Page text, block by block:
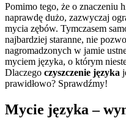
Pomimo tego, że o znaczeniu
naprawdę dużo, zazwyczaj
mycia zębów. Tymczasem
najbardziej staranne, nie
nagromadzonych w jamie
myciem języka, o którym
Dlaczego czyszczenie języka
prawidłowo? Sprawdźmy!
Mycie języka –